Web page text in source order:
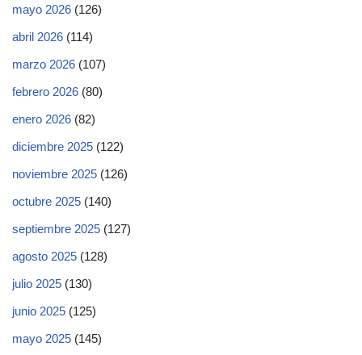
mayo 2026 (126)
abril 2026 (114)
marzo 2026 (107)
febrero 2026 (80)
enero 2026 (82)
diciembre 2025 (122)
noviembre 2025 (126)
octubre 2025 (140)
septiembre 2025 (127)
agosto 2025 (128)
julio 2025 (130)
junio 2025 (125)
mayo 2025 (145)